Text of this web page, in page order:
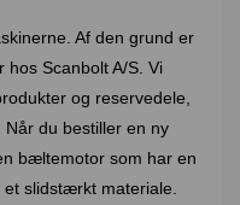
Af den grund er
Scanbolt A/S. Vi
og reservedele,
du bestiller en ny
bæltemotor som har en
slidstærkt materiale.